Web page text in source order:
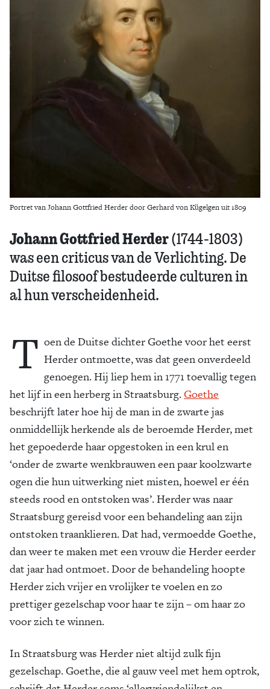
Portret van Johann Gottfried Herder door Gerhard von Kügelgen uit 1809
Johann Gottfried Herder(1744-1803)
was een criticus van de Verlichting. De
Duitse filosoof bestudeerde culturen in
al hun verscheidenheid.
T oen de Duitse dichter Goethe voor het eerst
Herder ontmoette, was dat geen onverdeeld
genoegen. Hij liep hem in 1771 toevallig tegen
het lijf in een herberg in Straatsburg. Goethe
beschrijft later hoe hij de man in de zwarte jas
onmiddellijk herkende als de beroemde Herder, met
het gepoederde haar opgestoken in een krul en
‘onder de zwarte wenkbrauwen een paar koolzwarte
ogen die hun uitwerking niet misten, hoewel er één
steeds rood en ontstoken was’. Herder was naar
Straatsburg gereisd voor een behandeling aan zijn
ontstoken traanklieren. Dat had, vermoedde Goethe,
dan weer te maken met een vrouw die Herder eerder
dat jaar had ontmoet. Door de behandeling hoopte
Herder zich vrijer en vrolijker te voelen en zo
prettiger gezelschap voor haar te zijn – om haar zo
voor zich te winnen.
In Straatsburg was Herder niet altijd zulk fijn
gezelschap. Goethe, die al gauw veel met hem optrok,